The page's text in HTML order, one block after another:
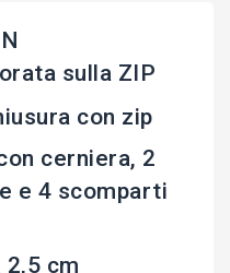
sulla ZIP
con zip
cerniera, 2
e 4 scomparti
2,5 cm